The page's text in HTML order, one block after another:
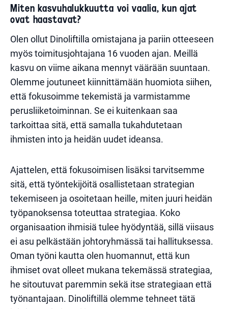
Miten kasvuhalukkuutta voi vaalia, kun ajat
ovat haastavat?
Olen ollut Dinoliftilla omistajana ja pariin otteeseen
myös toimitusjohtajana 16 vuoden ajan. Meillä
kasvu on viime aikana mennyt väärään suuntaan.
Olemme joutuneet kiinnittämään huomiota siihen,
että fokusoimme tekemistä ja varmistamme
perusliiketoiminnan. Se ei kuitenkaan saa
tarkoittaa sitä, että samalla tukahdutetaan
ihmisten into ja heidän uudet ideansa.
Ajattelen, että fokusoimisen lisäksi tarvitsemme
sitä, että työntekijöitä osallistetaan strategian
tekemiseen ja osoitetaan heille, miten juuri heidän
työpanoksensa toteuttaa strategiaa. Koko
organisaation ihmisiä tulee hyödyntää, sillä viisaus
ei asu pelkästään johtoryhmässä tai hallituksessa.
Oman työni kautta olen huomannut, että kun
ihmiset ovat olleet mukana tekemässä strategiaa,
he sitoutuvat paremmin sekä itse strategiaan että
työnantajaan. Dinoliftillä olemme tehneet tätä